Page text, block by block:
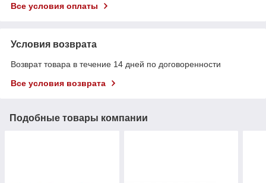
Все условия оплаты
Условия возврата
Возврат товара в течение 14 дней по договоренности
Все условия возврата
Подобные товары компании